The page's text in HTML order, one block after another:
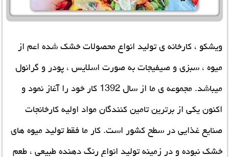
ویشکو ، کارخانه ی تولید انواع محصولات خشک شده اعم از
میوه ، سبزی و صیفیجات به صورت اسلایس ، پودر و گرانول
میباشد. مجموعه ی ما از سال 1392 کار خود را آغاز نمود و
اکنون یکی از برترین تامین کنندگان مواد اولیه کارخانجات
صنایع غذایی در سطح کشور است. کار ما فقط تولید میوه های
خشک نبوده و در زمینه تولید انواع رنگ دهنده طبیعی ، طعم